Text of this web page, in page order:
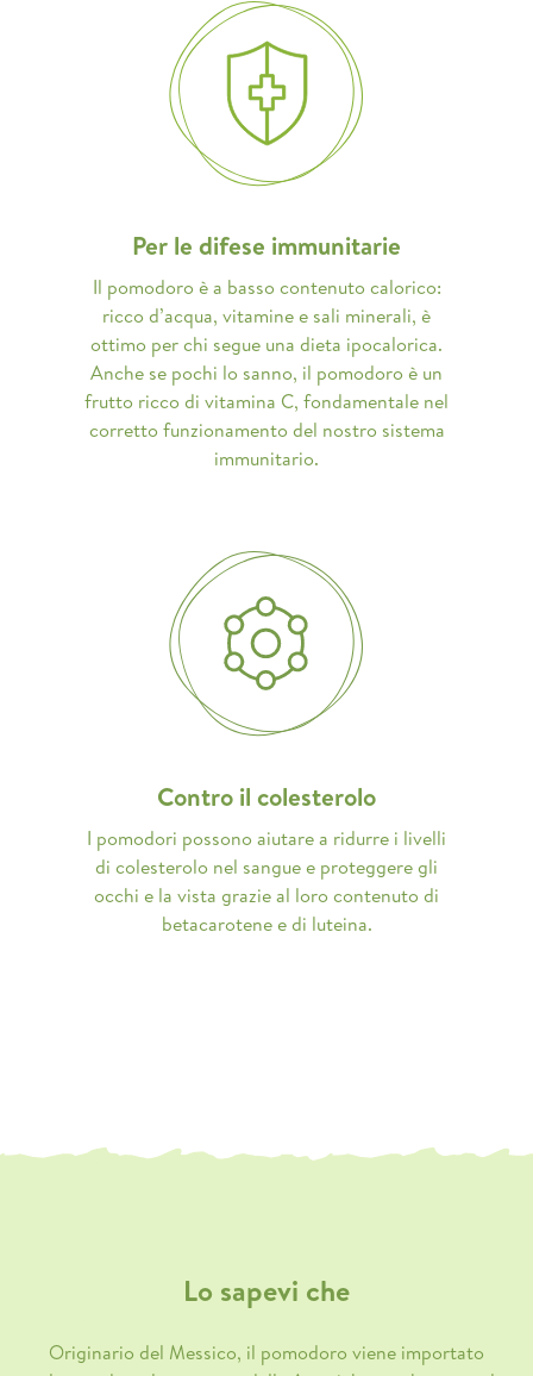
Per le difese immunitarie
Il pomodoro è a basso contenuto calorico:
ricco d’acqua, vitamine e sali minerali, è
ottimo per chi segue una dieta ipocalorica.
Anche se pochi lo sanno, il pomodoro è un
frutto ricco di vitamina C, fondamentale nel
corretto funzionamento del nostro sistema
immunitario.
Contro il colesterolo
I pomodori possono aiutare a ridurre i livelli
di colesterolo nel sangue e proteggere gli
occhi e la vista grazie al loro contenuto di
betacarotene e di luteina.
Lo sapevi che
Originario del Messico, il pomodoro viene importato